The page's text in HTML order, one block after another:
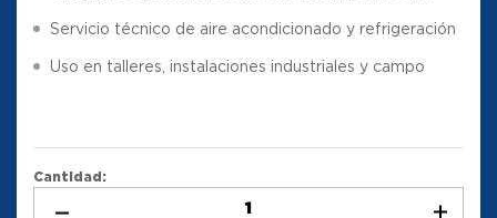
Servicio técnico de aire acondicionado y refrigeración
Uso en talleres, instalaciones industriales y campo
Cantidad: